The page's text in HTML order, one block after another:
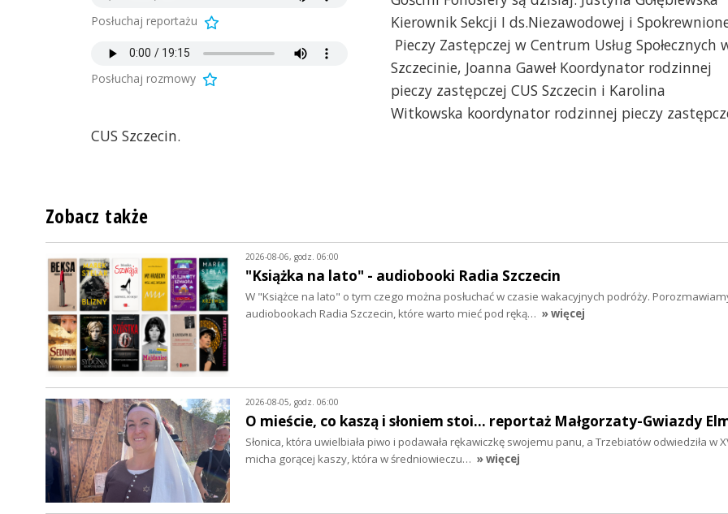
Posłuchaj reportażu
Posłuchaj rozmowy
Kierownik Sekcji I ds.Niezawodowej i
Pieczy Zastępczej w Centrum Usług Społecznych
Szczecinie, Joanna Gaweł Koordynator rodzinnej
pieczy zastępczej CUS Szczecin i Karolina
Witkowska koordynator rodzinnej pieczy
CUS Szczecin.
Zobacz także
2026-08-06, godz. 06:00
"Książka na lato" - audiobooki Radia Szczecin
W "Książce na lato" o tym czego można posłuchać w czasie wakacyjnych podróży.
audiobookach Radia Szczecin, które warto mieć pod ręką… » więcej
2026-08-05, godz. 06:00
O mieście, co kaszą i słoniem stoi... reportaż Małgorzaty-Gwiazdy
Słonica, która uwielbiała piwo i podawała rękawiczkę swojemu panu, a Trzebiatów odwiedziła w
micha gorącej kaszy, która w średniowieczu… » więcej